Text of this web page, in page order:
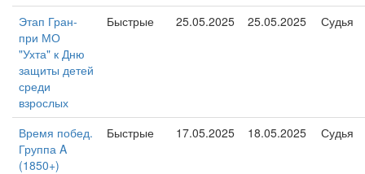
Этап Гран-
при МО
"Ухта" к Дню
защиты детей
среди
взрослых
Быстрые 25.05.2025 25.05.2025 Судья
Время побед.
Группа A
(1850+)
Быстрые 17.05.2025 18.05.2025 Судья